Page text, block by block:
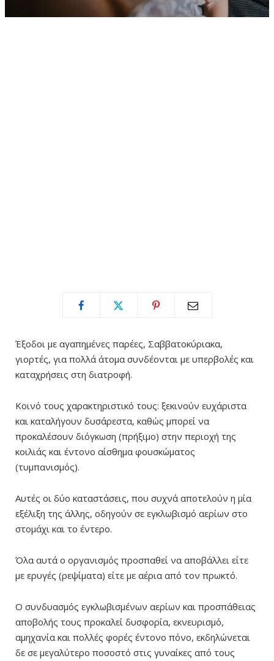
Έξοδοι με αγαπημένες παρέες, Σαββατοκύριακα,
γιορτές, για πολλά άτομα συνδέονται με υπερβολές και
καταχρήσεις στη διατροφή.
Κοινό τους χαρακτηριστικό τους: ξεκινούν ευχάριστα
και καταλήγουν δυσάρεστα, καθώς μπορεί να
προκαλέσουν διόγκωση (πρήξιμο) στην περιοχή της
κοιλιάς και έντονο αίσθημα φουσκώματος
(τυμπανισμός).
Αυτές οι δύο καταστάσεις, που συχνά αποτελούν η μία
εξέλιξη της άλλης, οδηγούν σε εγκλωβισμό αερίων στο
στομάχι και το έντερο.
Όλα αυτά ο οργανισμός προσπαθεί να αποβάλλει είτε
με ερυγές (ρεψίματα) είτε με αέρια από τον πρωκτό.
Ο συνδυασμός εγκλωβισμένων αερίων και προσπάθειας
αποβολής τους προκαλεί δυσφορία, εκνευρισμό,
αμηχανία και πολλές φορές έντονο πόνο, εκδηλώνεται
δε σε μεγαλύτερο ποσοστό στις γυναίκες από τους